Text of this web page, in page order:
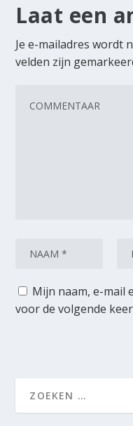
Laat een
Je e-mailadres wordt
velden zijn
Mijn naam, e-mail
voor de volgende